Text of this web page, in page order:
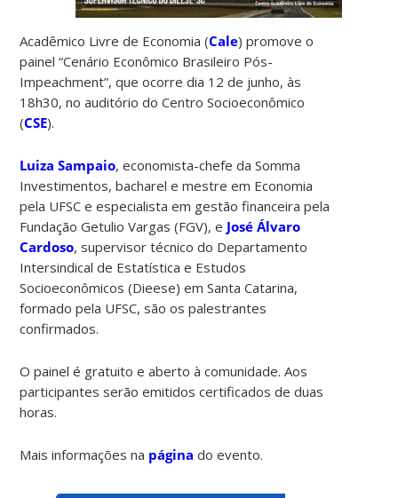
Acadêmico Livre de Economia (Cale) promove o
painel “Cenário Econômico Brasileiro Pós-
Impeachment”, que ocorre dia 12 de junho, às
18h30, no auditório do Centro Socioeconômico
(CSE).
Luiza Sampaio, economista-chefe da Somma
Investimentos, bacharel e mestre em Economia
pela UFSC e especialista em gestão financeira pela
Fundação Getulio Vargas (FGV), e José Álvaro
Cardoso, supervisor técnico do Departamento
Intersindical de Estatística e Estudos
Socioeconômicos (Dieese) em Santa Catarina,
formado pela UFSC, são os palestrantes
confirmados.
O painel é gratuito e aberto à comunidade. Aos
participantes serão emitidos certificados de duas
horas.
Mais informações na página do evento.